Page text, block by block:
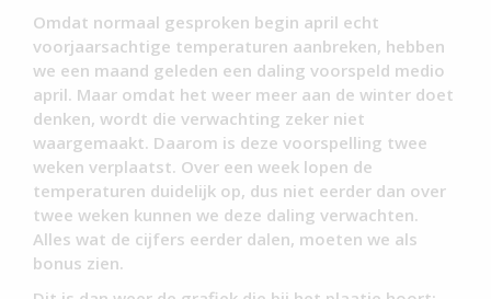
Omdat normaal gesproken begin april echt
voorjaarsachtige temperaturen aanbreken, hebben
we een maand geleden een daling voorspeld medio
april. Maar omdat het weer meer aan de winter doet
denken, wordt die verwachting zeker niet
waargemaakt. Daarom is deze voorspelling twee
weken verplaatst. Over een week lopen de
temperaturen duidelijk op, dus niet eerder dan over
twee weken kunnen we deze daling verwachten.
Alles wat de cijfers eerder dalen, moeten we als
bonus zien.